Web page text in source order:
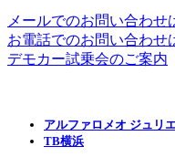
メールでのお問い合わせ
お電話でのお問い合わせ
デモカー試乗会のご案内
アルファロメオ ジュリ
TB横浜